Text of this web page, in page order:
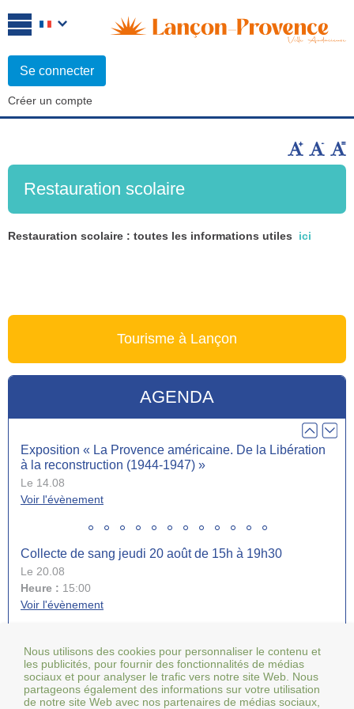
Se connecter
Créer un compte
Restauration scolaire
Restauration scolaire : toutes les informations utiles ici
Tourisme à Lançon
AGENDA
Réunion publique : travaux et redynamisation du village
Réunion d’information mutuelle AXA
Le 13.10
Heure :18:00
Exposition « La Provence américaine. De la Libération
à la reconstruction (1944-1947) »
Le 14.08
Voir l'évènement
Collecte de sang jeudi 20 août de 15h à 19h30
Le 20.08
Heure : 15:00
Voir l'évènement
Fête votive de la Saint-Symphorien du 21 au 24 août
Le 21.08
Heure :18:00
Nous utilisons des cookies pour personnaliser le contenu et
les publicités, pour fournir des fonctionnalités de médias
sociaux et pour analyser le trafic vers notre site Web. Nous
partageons également des informations sur votre utilisation
de notre site Web avec nos partenaires de médias sociaux,